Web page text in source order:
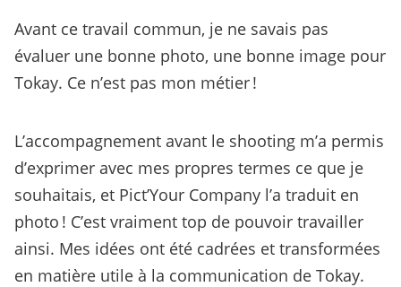
Avant ce travail commun, je ne savais pas
évaluer une bonne photo, une bonne image pour
Tokay. Ce n’est pas mon métier !
L’accompagnement avant le shooting m’a permis
d’exprimer avec mes propres termes ce que je
souhaitais, et Pict’Your Company l’a traduit en
photo ! C’est vraiment top de pouvoir travailler
ainsi. Mes idées ont été cadrées et transformées
en matière utile à la communication de Tokay.